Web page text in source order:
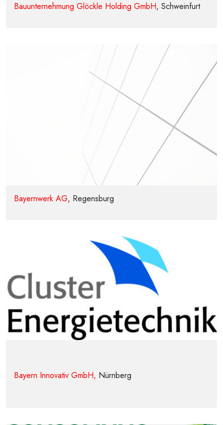
Bauunternehmung Glöckle Holding GmbH, Schweinfurt
Bayernwerk AG, Regensburg
Bayern Innovativ GmbH, Nürnberg